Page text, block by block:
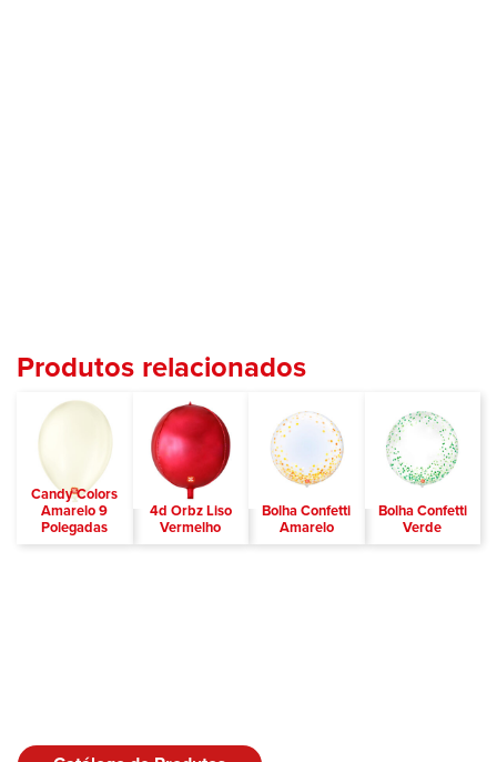
Produtos relacionados
Candy Colors
Amarelo 9
Polegadas
4d Orbz Liso
Vermelho
Bolha Confetti
Amarelo
Bolha Confetti
Verde